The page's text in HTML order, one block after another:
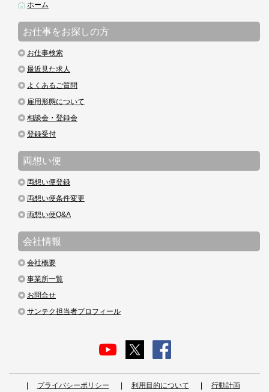
ホーム
お仕事をお探しの方
お仕事検索
最近見た求人
よくあるご質問
雇用形態について
相談会・登録会
登録受付
両想い便
両想い便登録
両想い便条件変更
両想い便Q&A
会社情報
会社概要
事業所一覧
お問合せ
サンテク担当者プロフィール
プライバシーポリシー 利用目的について 行動計画